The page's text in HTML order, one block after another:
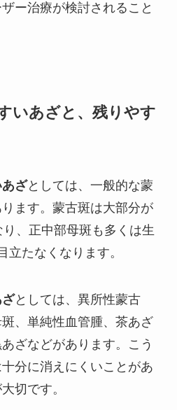
ー治療が検討されること
いあざと、残りやす
ざとしては、一般的な蒙
ます。蒙古斑は大部分が
、正中部母斑も多くは生
立たなくなります。
としては、異所性蒙古
、単純性血管腫、茶あざ
ざなどがあります。こう
分に消えにくいことがあ
切です。